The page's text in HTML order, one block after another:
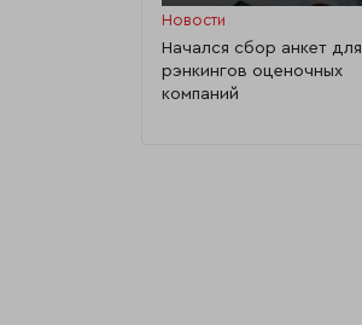
Новости
Начался сбор анкет для
рэнкингов оценочных
компаний